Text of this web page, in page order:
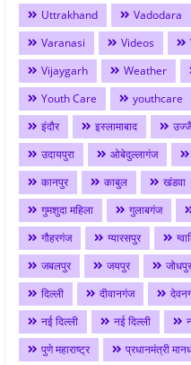
Uttrakhand
Vadodara
Varanasi
Videos
Vijaygarh
Weather
Youth Care
youthcare
इंदौर
इस्लामाबाद
उदायपुरा
ओबेदुल्लागंज
कानपुर
काबुल खंडवा
गुमशुदा महिला
गुलाबगंज
गौहरगंज
ग्यारसपुर
जबलपुर
जयपुर जोधपुर
दिल्ली
दीवानगंज
नई दिल्ली
नई दिल्ली
पुणे महाराष्ट्र
प्रधानमंत्री